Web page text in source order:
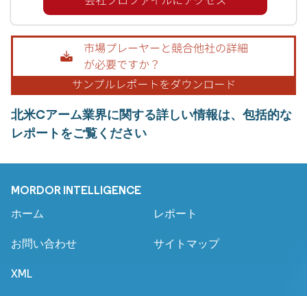
北米Cアーム業界に関する詳しい情報は、包括的な
レポートをご覧ください
MORDOR INTELLIGENCE
ホーム レポート
お問い合わせ サイトマップ
XML